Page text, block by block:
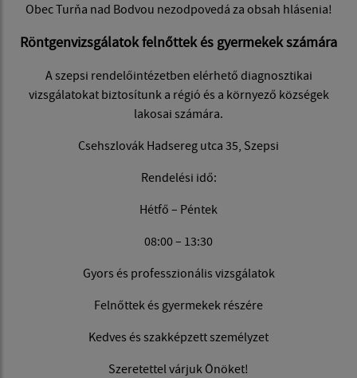
Obec Turňa nad Bodvou nezodpovedá za obsah hlásenia!
Röntgenvizsgálatok felnőttek és gyermekek számára
A szepsi rendelőintézetben elérhető diagnosztikai
vizsgálatokat biztosítunk a régió és a környező községek
lakosai számára.
Csehszlovák Hadsereg utca 35, Szepsi
Rendelési idő:
Hétfő – Péntek
08:00 – 13:30
Gyors és professzionális vizsgálatok
Felnőttek és gyermekek részére
Kedves és szakképzett személyzet
Szeretettel várjuk Önöket!